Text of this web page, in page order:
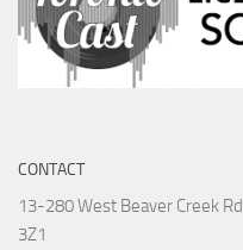
CONTACT
13-280 West Beaver Creek Rd
3Z1